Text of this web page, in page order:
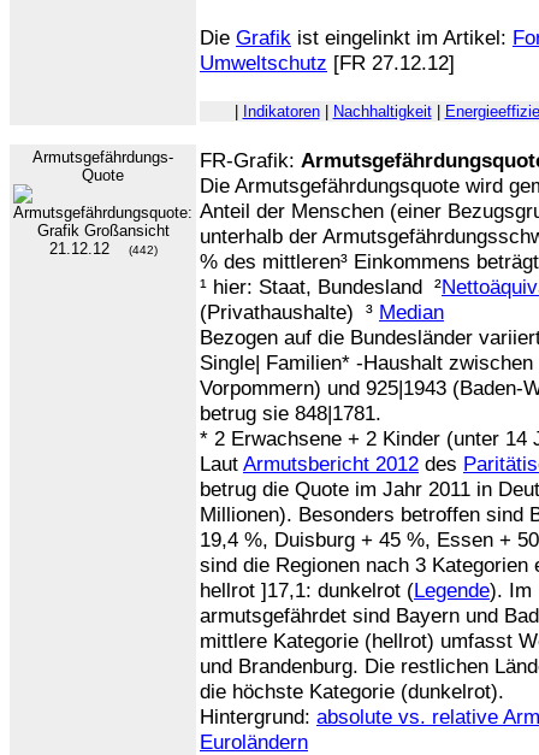
Die Grafik ist eingelinkt im Artikel:
Umweltschutz [FR 27.12.12]
Indikatoren| Nachhaltigkeit|
Armutsgefährdungs-
Quote
21.12.12 (442)
FR-Grafik:
Die Armutsgefährdungsquote wird
Anteil der Menschen (einer
unterhalb der
% des mittleren³ Einkommens
¹ hier: Staat, Bundesland ²
(Privathaushalte) ³ Median
Bezogen auf die Bundesländer
Single| Familien* -Haushalt
Vorpommern) und 925|1943 (Baden-
betrug sie 848|1781.
* 2 Erwachsene + 2 Kinder (unter 14
Laut Armutsbericht 2012 des
betrug die Quote im Jahr 2011 in
Millionen). Besonders betroffen sind
19,4 %, Duisburg + 45 %, Essen +
sind die Regionen nach 3
hellrot ]17,1: dunkelrot (Legende). Im
armutsgefährdet sind Bayern und
mittlere Kategorie (hellrot) umfasst
und Brandenburg. Die restlichen
die höchste Kategorie (dunkelrot).
Hintergrund: absolute vs. relative
Euroländern